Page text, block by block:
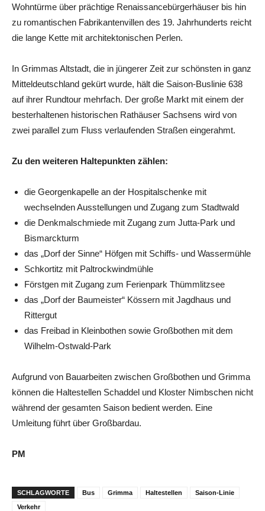
Wohntürme über prächtige Renaissancebürgerhäuser bis hin
zu romantischen Fabrikantenvillen des 19. Jahrhunderts reicht
die lange Kette mit architektonischen Perlen.
In Grimmas Altstadt, die in jüngerer Zeit zur schönsten in ganz
Mitteldeutschland gekürt wurde, hält die Saison-Buslinie 638
auf ihrer Rundtour mehrfach. Der große Markt mit einem der
besterhaltenen historischen Rathäuser Sachsens wird von
zwei parallel zum Fluss verlaufenden Straßen eingerahmt.
Zu den weiteren Haltepunkten zählen:
die Georgenkapelle an der Hospitalschenke mit
wechselnden Ausstellungen und Zugang zum Stadtwald
die Denkmalschmiede mit Zugang zum Jutta-Park und
Bismarckturm
das „Dorf der Sinne“ Höfgen mit Schiffs- und Wassermühle
Schkortitz mit Paltrockwindmühle
Förstgen mit Zugang zum Ferienpark Thümmlitzsee
das „Dorf der Baumeister“ Kössern mit Jagdhaus und
Rittergut
das Freibad in Kleinbothen sowie Großbothen mit dem
Wilhelm-Ostwald-Park
Aufgrund von Bauarbeiten zwischen Großbothen und Grimma
können die Haltestellen Schaddel und Kloster Nimbschen nicht
während der gesamten Saison bedient werden. Eine
Umleitung führt über Großbardau.
PM
SCHLAGWORTE Bus Grimma Haltestellen
Saison-Linie
Verkehr